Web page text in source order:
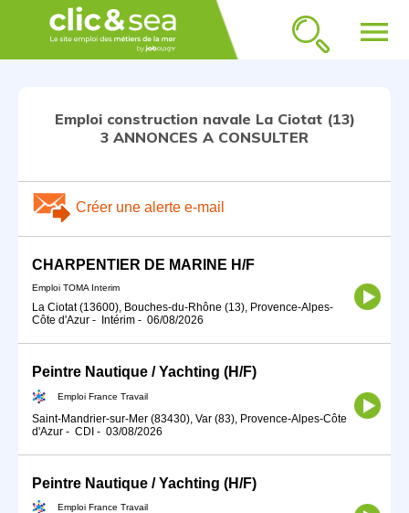
menu
Emploi construction navale La Ciotat (13)
3 ANNONCES A CONSULTER
Créer une alerte e-mail
CHARPENTIER DE MARINE H/F
Emploi TOMA Interim
La Ciotat (13600), Bouches-du-Rhône (13), Provence-Alpes-
Côte d'Azur - Intérim - 06/08/2026
Peintre Nautique / Yachting (H/F)
Emploi France Travail
Saint-Mandrier-sur-Mer (83430), Var (83), Provence-Alpes-Côte
d'Azur - CDI - 03/08/2026
Peintre Nautique / Yachting (H/F)
Emploi France Travail